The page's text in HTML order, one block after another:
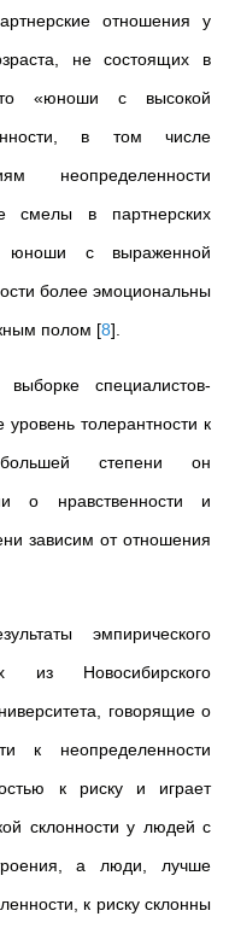
отношения у
не состоящих в
«юноши с высокой
в том числе
неопределенности
смелы в партнерских
с выраженной
более эмоциональны
полом [8]
специалистов-
толерантности к
степени он
о нравственности и
зависим от отношения
эмпирического
из Новосибирского
говорящие о
к неопределенности
к риску и играет
склонности у людей с
а люди, лучше
к риску склонны